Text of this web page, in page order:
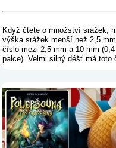
Když čtete o množství srážek,
výška srážek menší než 2,5
číslo mezi 2,5 mm a 10 mm
palce). Velmi silný déšť má toto